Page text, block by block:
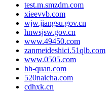
test.m.smzdm.com
xieevvb.com
wjw.jiangsu.gov.cn
hnwsjsw.gov.cn
www.49450.com
zanmeideshici.51qlb.com
www.0505.com
hh-quan.com
520naicha.com
cdhxk.cn